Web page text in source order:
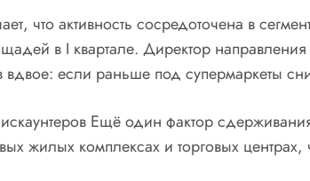
что активность сосредоточена в
в I квартале. Директор
если раньше под супермаркеты
Ещё один фактор
жилых комплексах и торговых